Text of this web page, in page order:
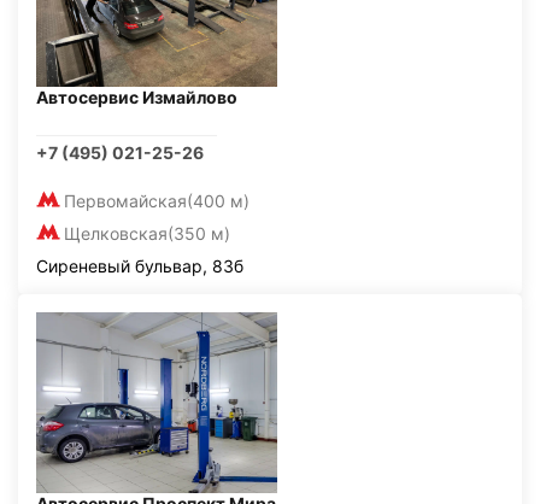
Автосервис Измайлово
+7 (495) 021-25-26
Первомайская(400 м)
Щелковская(350 м)
Сиреневый бульвар, 83б